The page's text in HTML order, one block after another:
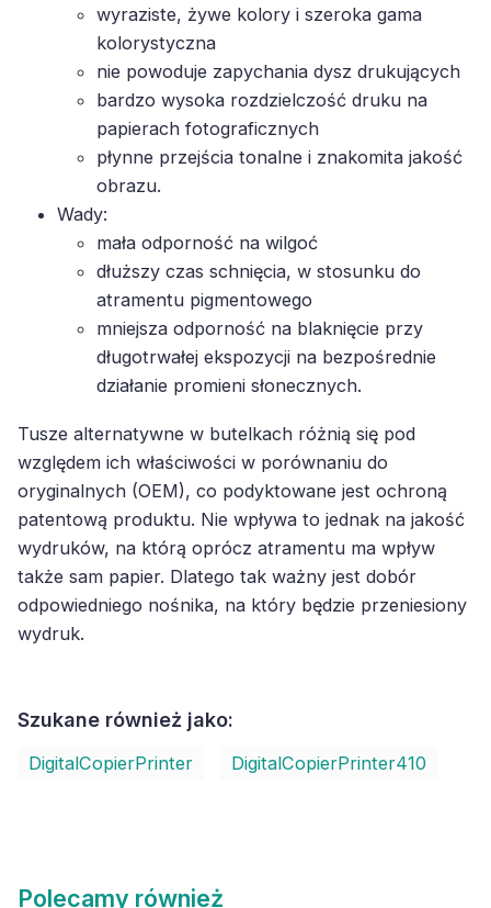
wyraziste, żywe kolory i szeroka gama
kolorystyczna
nie powoduje zapychania dysz drukujących
bardzo wysoka rozdzielczość druku na
papierach fotograficznych
płynne przejścia tonalne i znakomita jakość
obrazu.
Wady:
mała odporność na wilgoć
dłuższy czas schnięcia, w stosunku do
atramentu pigmentowego
mniejsza odporność na blaknięcie przy
długotrwałej ekspozycji na bezpośrednie
działanie promieni słonecznych.
Tusze alternatywne w butelkach różnią się pod
względem ich właściwości w porównaniu do
oryginalnych (OEM), co podyktowane jest ochroną
patentową produktu. Nie wpływa to jednak na jakość
wydruków, na którą oprócz atramentu ma wpływ
także sam papier. Dlatego tak ważny jest dobór
odpowiedniego nośnika, na który będzie przeniesiony
wydruk.
Szukane również jako:
DigitalCopierPrinter DigitalCopierPrinter410
Polecamy również